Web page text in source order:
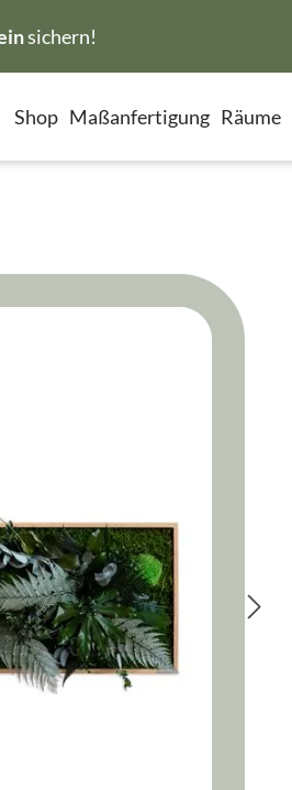
sichern!
Shop Maßanfertigung Räume